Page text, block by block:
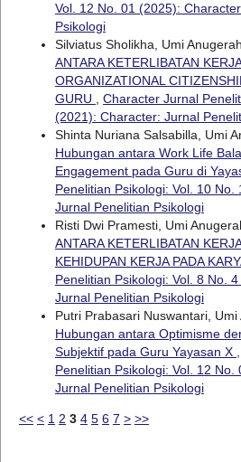
Vol. 12 No. 01 (2025):
Psikologi
Silviatus Sholikha, Umi
ANTARA KETERLIBATAN
ORGANIZATIONAL
GURU , Character Jurnal
(2021): Character: Jurnal
Shinta Nuriana Salsabilla, Umi
Hubungan antara Work Life
Engagement pada Guru di
Penelitian Psikologi: Vol. 10
Jurnal Penelitian Psikologi
Risti Dwi Pramesti, Umi
ANTARA KETERLIBATAN
KEHIDUPAN KERJA PADA
Penelitian Psikologi: Vol. 8 No.
Jurnal Penelitian Psikologi
Putri Prabasari Nuswantari,
Hubungan antara Optimisme
Subjektif pada Guru Yayasan X ,
Penelitian Psikologi: Vol. 12
Jurnal Penelitian Psikologi
<< < 1 2 3 4 5 6 7 > >>